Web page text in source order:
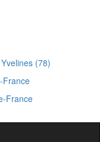
(78)
France
France